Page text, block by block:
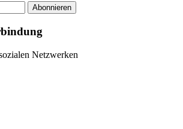
Abonnieren
Netzwerken